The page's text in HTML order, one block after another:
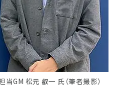
当GM 松元 叡一 氏（筆者撮影）